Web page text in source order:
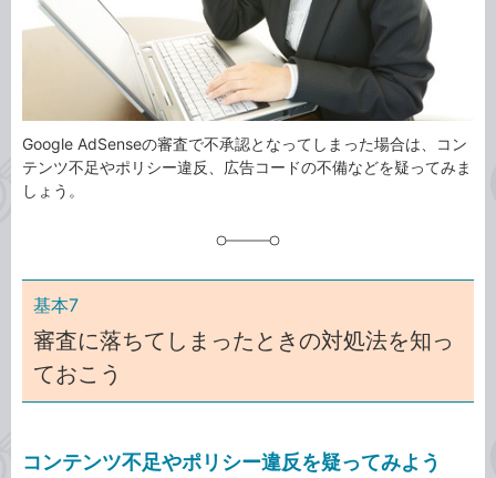
Google AdSenseの審査で不承認となってしまった場合は、コン
テンツ不足やポリシー違反、広告コードの不備などを疑ってみま
しょう。
基本7
審査に落ちてしまったときの対処法を知っ
ておこう
コンテンツ不足やポリシー違反を疑ってみよう